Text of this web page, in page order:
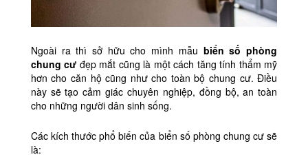
Ngoài ra thì sở hữu cho mình mẫu biển số phòng
chung cư đẹp mắt cũng là một cách tăng tính thẩm mỹ
hơn cho căn hộ cũng như cho toàn bộ chung cư. Điều
này sẽ tạo cảm giác chuyên nghiệp, đồng bộ, an toàn
cho những người dân sinh sống.
Các kích thước phổ biến của biển số phòng chung cư sẽ
là: